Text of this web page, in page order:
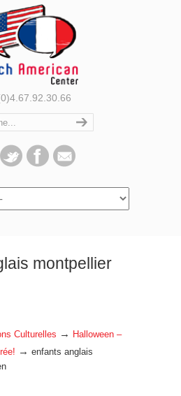
montpellier
Culturelles →
Halloween –
→ enfants anglais